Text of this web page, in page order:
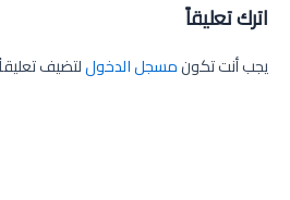
اترك تعليقاً
يجب أنت تكونمسجل الدخوللتضيف